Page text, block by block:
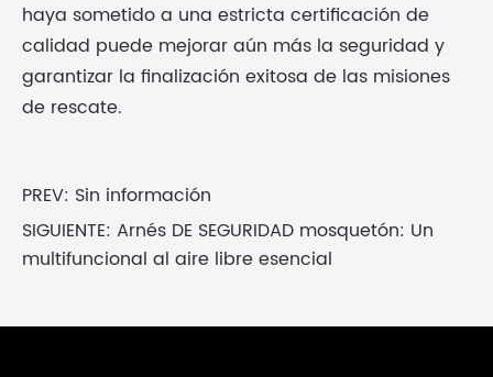
haya sometido a una estricta certificación de
calidad puede mejorar aún más la seguridad y
garantizar la finalización exitosa de las misiones
de rescate.
PREV: Sin información
SIGUIENTE: Arnés DE SEGURIDAD mosquetón: Un
multifuncional al aire libre esencial